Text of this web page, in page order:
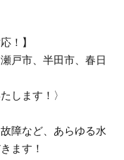
！】
戸市、半田市、春日
します！〉
障など、あらゆる水
ます！